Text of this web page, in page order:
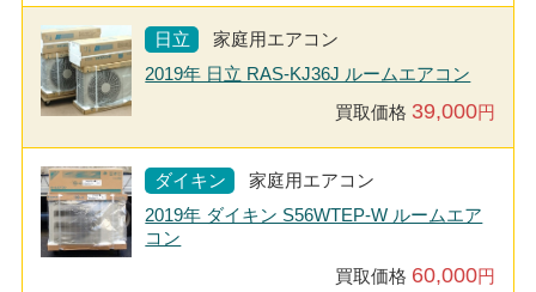
日立
家庭用エアコン
2019年 日立 RAS-KJ36J ルームエアコン
買取価格 39,000円
ダイキン
家庭用エアコン
2019年 ダイキン S56WTEP-W ルームエア
コン
買取価格 60,000円